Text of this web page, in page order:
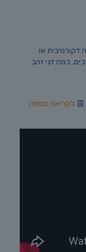
או
כמה דגי זהב
לקריאה נוספת